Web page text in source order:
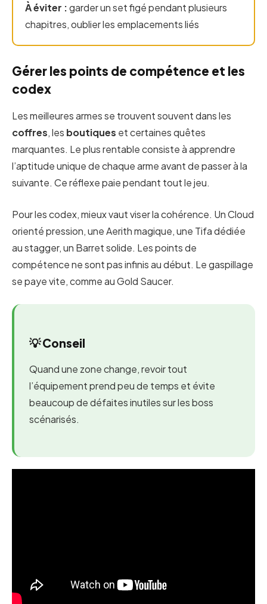
À éviter :garder un set figé pendant plusieurs
chapitres, oublier les emplacements liés
Gérer les points de compétence et les
codex
Les meilleures armes se trouvent souvent dans les
coffres, les boutiques et certaines quêtes
marquantes. Le plus rentable consiste à apprendre
l’aptitude unique de chaque arme avant de passer à la
suivante. Ce réflexe paie pendant tout le jeu.
Pour les codex, mieux vaut viser la cohérence. Un Cloud
orienté pression, une Aerith magique, une Tifa dédiée
au stagger, un Barret solide. Les points de
compétence ne sont pas infinis au début. Le gaspillage
se paye vite, comme au Gold Saucer.
💡 Conseil
Quand une zone change, revoir tout
l’équipement prend peu de temps et évite
beaucoup de défaites inutiles sur les boss
scénarisés.